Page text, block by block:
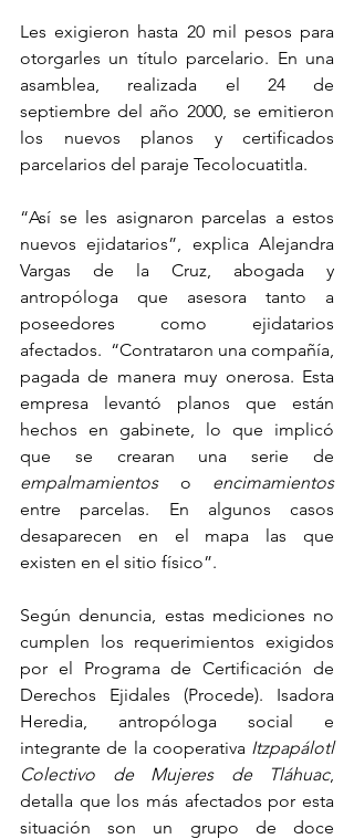
Les exigieron hasta 20 mil pesos para
otorgarles un título parcelario. En una
asamblea, realizada el 24 de
septiembre del año 2000, se emitieron
los nuevos planos y certificados
parcelarios del paraje Tecolocuatitla.
“Así se les asignaron parcelas a estos
nuevos ejidatarios”, explica Alejandra
Vargas de la Cruz, abogada y
antropóloga que asesora tanto a
poseedores como ejidatarios
afectados.  “Contrataron una compañía,
pagada de manera muy onerosa. Esta
empresa levantó planos que están
hechos en gabinete, lo que implicó
empalmamientos o encimamientos
entre parcelas. En algunos casos
desaparecen en el mapa las que
existen en el sitio físico”.
Según denuncia, estas mediciones no
cumplen los requerimientos exigidos
por el Programa de Certificación de
Derechos Ejidales (Procede). Isadora
Heredia, antropóloga social e
integrante de la cooperativa Itzpapálotl
Colectivo de Mujeres de Tláhuac,
detalla que los más afectados por esta
situación son un grupo de doce